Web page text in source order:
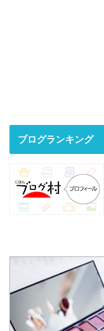
ブログランキング